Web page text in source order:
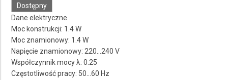
Dostępny
Dane elektryczne
Moc konstrukcji: 1.4 W
Moc znamionowy: 1.4 W
Napięcie znamionowy: 220…240 V
Współczynnik mocy λ: 0.25
Częstotliwość pracy: 50…60 Hz